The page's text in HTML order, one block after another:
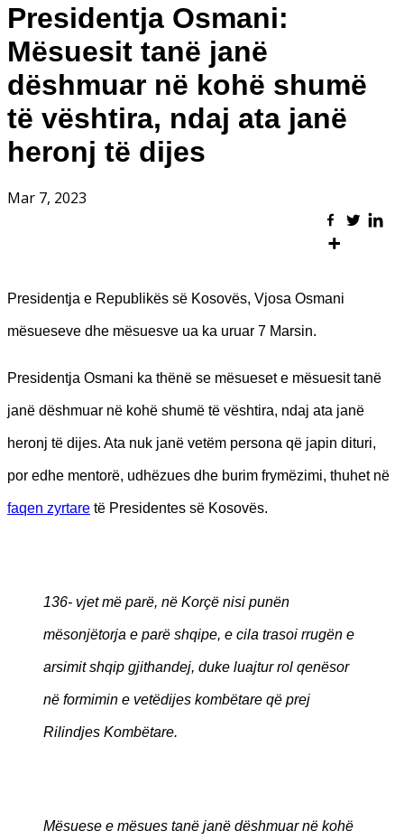
Presidentja Osmani:
Mësuesit tanë janë
dëshmuar në kohë shumë
të vështira, ndaj ata janë
heronj të dijes
Mar 7, 2023
Presidentja e Republikës së Kosovës, Vjosa Osmani
mësueseve dhe mësuesve ua ka uruar 7 Marsin.
Presidentja Osmani ka thënë se mësueset e mësuesit tanë
janë dëshmuar në kohë shumë të vështira, ndaj ata janë
heronj të dijes. Ata nuk janë vetëm persona që japin dituri,
por edhe mentorë, udhëzues dhe burim frymëzimi, thuhet në
faqen zyrtare të Presidentes së Kosovës.
136- vjet më parë, në Korçë nisi punën
mësonjëtorja e parë shqipe, e cila trasoi rrugën e
arsimit shqip gjithandej, duke luajtur rol qenësor
në formimin e vetëdijes kombëtare që prej
Rilindjes Kombëtare.
Mësuese e mësues tanë janë dëshmuar në kohë